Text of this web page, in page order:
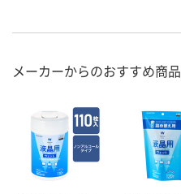
メーカーからのおすすめ商品